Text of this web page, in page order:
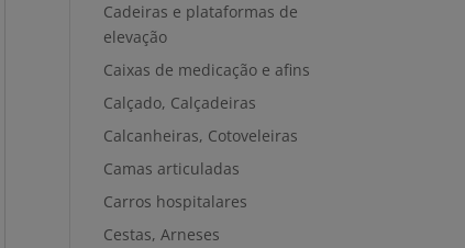
Cadeiras e plataformas de
elevação
Caixas de medicação e afins
Calçado, Calçadeiras
Calcanheiras, Cotoveleiras
Camas articuladas
Carros hospitalares
Cestas, Arneses